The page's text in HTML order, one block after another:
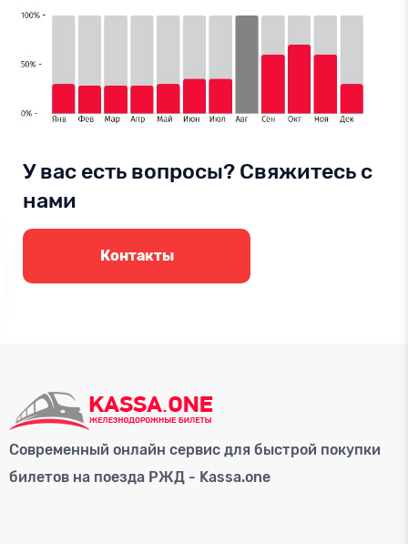
У вас есть вопросы? Свяжитесь с
нами
Контакты
Современный онлайн сервис для быстрой покупки
билетов на поезда РЖД - Kassa.one